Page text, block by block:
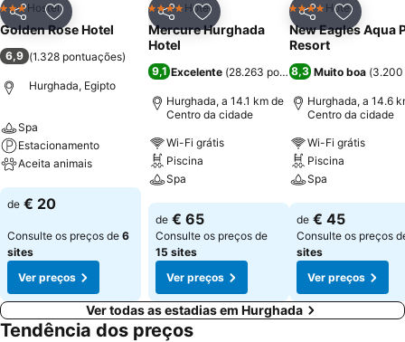
PartilharAdicionar aos favoritos
3 Estrelas
Hostel
Golden Rose Hotel
6,9 (1.328 pontuações)
Hurghada, Egipto
Spa
Estacionamento
Aceita animais
Ver preços
de € 20
Consulte os preços de 6
sites
Ver preços
PartilharAdicionar aos favoritos
4 EstrelasHotel
Mercure Hurghada
Hotel
9,1 Excelente (28.263 pontuações)
Hurghada, a 14.1 km de
Centro da cidade
Wi-Fi grátis
Piscina
Spa
Ver preços
de € 65
Consulte os preços de
15 sites
Ver preços
Partilhar
4 EstrelasHotel
New Eagles Aqua
Resort
8,3 Muito boa (3.200
Hurghada, a 14.6
Centro da cidade
Wi-Fi grátis
Piscina
Spa
Ver preços
de € 45
Consulte os preços
sites
Ver preços
Ver todas as estadias em Hurghada
Tendência dos preços